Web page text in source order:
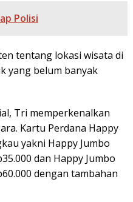
Polisi
tentang lokasi wisata di
yang belum banyak
Tri memperkenalkan
Kartu Perdana Happy
yakni Happy Jumbo
dan Happy Jumbo
dengan tambahan